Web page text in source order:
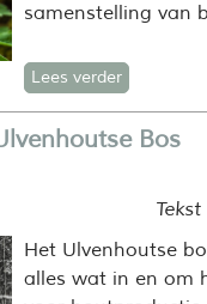
samenstelling van
Lees verder
Bos
Het Ulvenhoutse
alles wat in en om